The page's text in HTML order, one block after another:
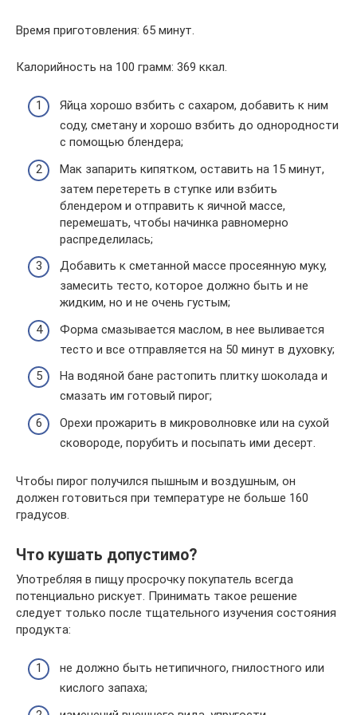
Время приготовления: 65 минут.
Калорийность на 100 грамм: 369 ккал.
Яйца хорошо взбить с сахаром, добавить к ним
соду, сметану и хорошо взбить до однородности
с помощью блендера;
Мак запарить кипятком, оставить на 15 минут,
затем перетереть в ступке или взбить
блендером и отправить к яичной массе,
перемешать, чтобы начинка равномерно
распределилась;
Добавить к сметанной массе просеянную муку,
замесить тесто, которое должно быть и не
жидким, но и не очень густым;
Форма смазывается маслом, в нее выливается
тесто и все отправляется на 50 минут в духовку;
На водяной бане растопить плитку шоколада и
смазать им готовый пирог;
Орехи прожарить в микроволновке или на сухой
сковороде, порубить и посыпать ими десерт.
Чтобы пирог получился пышным и воздушным, он
должен готовиться при температуре не больше 160
градусов.
Что кушать допустимо?
Употребляя в пищу просрочку покупатель всегда
потенциально рискует. Принимать такое решение
следует только после тщательного изучения состояния
продукта:
не должно быть нетипичного, гнилостного или
кислого запаха;